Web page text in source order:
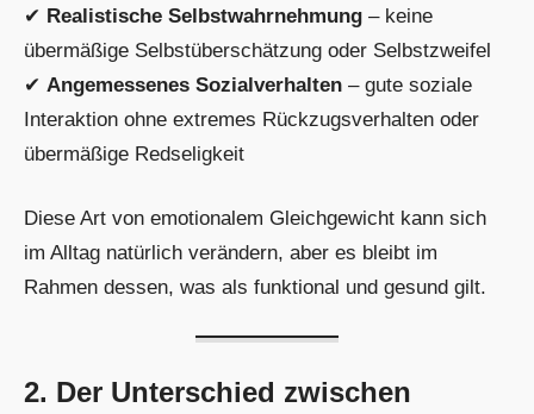
✔ Realistische Selbstwahrnehmung – keine
übermäßige Selbstüberschätzung oder Selbstzweifel
✔ Angemessenes Sozialverhalten – gute soziale
Interaktion ohne extremes Rückzugsverhalten oder
übermäßige Redseligkeit
Diese Art von emotionalem Gleichgewicht kann sich
im Alltag natürlich verändern, aber es bleibt im
Rahmen dessen, was als funktional und gesund gilt.
2. Der Unterschied zwischen